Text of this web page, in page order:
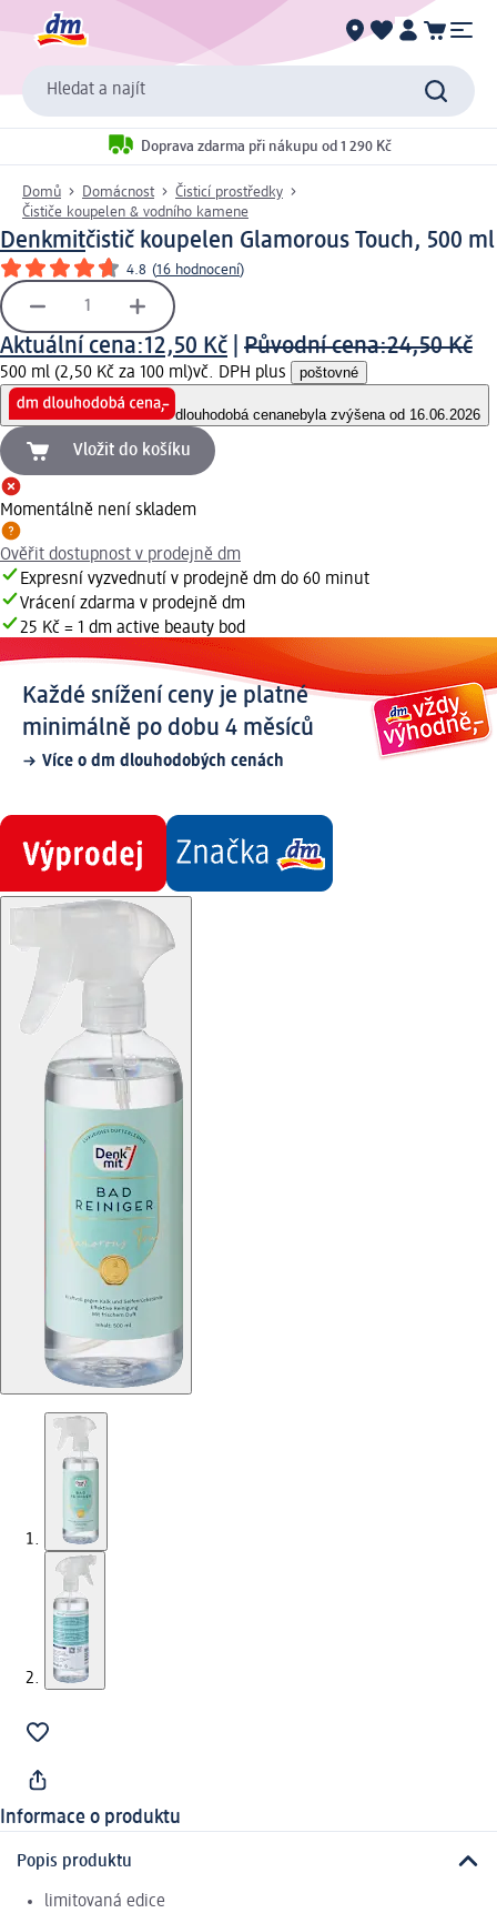
Hledat a najít
Doprava zdarma při nákupu od 1 290 Kč
Domů Domácnost
Čisticí prostředky
Čističe koupelen & vodního kamene
Denkmitčistič koupelen Glamorous Touch, 500 ml
4.8 (16 hodnocení)
Aktuální cena:12,50 Kč Původní cena:24,50 Kč
500 ml (2,50 Kč za 100 ml)vč. DPH plus poštovné
dlouhodobá cenanebyla zvýšena od 16.06.2026
Vložit do košíku
Momentálně není skladem
Ověřit dostupnost v prodejně dm
Expresní vyzvednutí v prodejně dm do 60 minut
Vrácení zdarma v prodejně dm
25 Kč = 1 dm active beauty bod
Každé snížení ceny je platné
minimálně po dobu 4 měsíců
Více o dm dlouhodobých cenách
Informace o produktu
Popis produktu
limitovaná edice